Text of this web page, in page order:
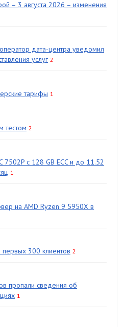
– 3 августа 2026 – изменения
дата-центра уведомил
услуг 2
тарифы 1
тестом 2
7502P с 128 GB ECC и до 11.52
1
на AMD Ryzen 9 5950X в
300 клиентов 2
пропали сведения об
1